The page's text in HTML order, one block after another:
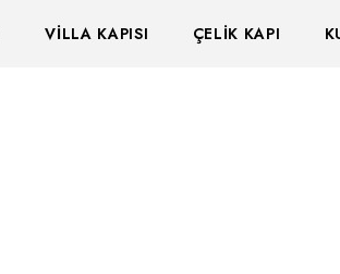
VILLA KAPISI ÇELIK KAPI